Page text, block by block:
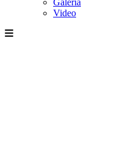
Galería
Video